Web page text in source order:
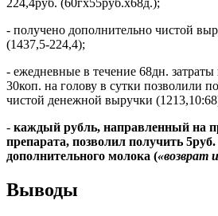
224,4руб. (60гх55руб.х68д.);
- получено дополнительно чистой
(1437,5-224,4);
- ежедневные в течение 68дн. затраты
30коп. на голову в сутки позволили
чистой денежной выручки
- каждый рубль, направленный на
препарата, позволил получить
дополнительного молока («возврат
Выводы